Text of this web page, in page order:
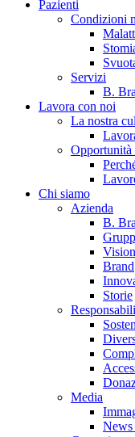
Catalogo prodotti
Trova il prodotto
Contatti
Hai domande o
Pazienti
Condizioni
Servizi
B.
Lavora con noi
La nostra
Chi siamo
Azienda
B.
Brand
Storie
Media
News